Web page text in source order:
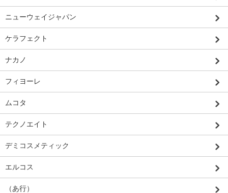
ニューウェイジャパン
ケラフェクト
ナカノ
フィヨーレ
ムコタ
テクノエイト
デミコスメティック
エルコス
（あ行）